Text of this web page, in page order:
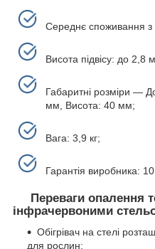
Середнє споживання з
Висота підвісу: до 2,8
Габаритні розміри —
мм, Висота: 40 мм;
Вага: 3,9 кг;
Гарантія виробника: 10
Переваги опалення
інфрачервоними
Обігрівач на стелі
для рослин;